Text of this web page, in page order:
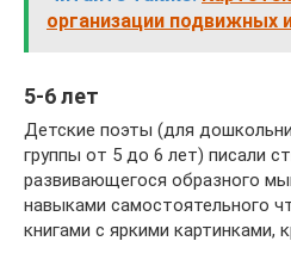
организации подвижных
5-6 лет
Детские поэты (для
группы от 5 до 6 лет) писали
развивающегося образного
навыками самостоятельного
книгами с яркими картинками,